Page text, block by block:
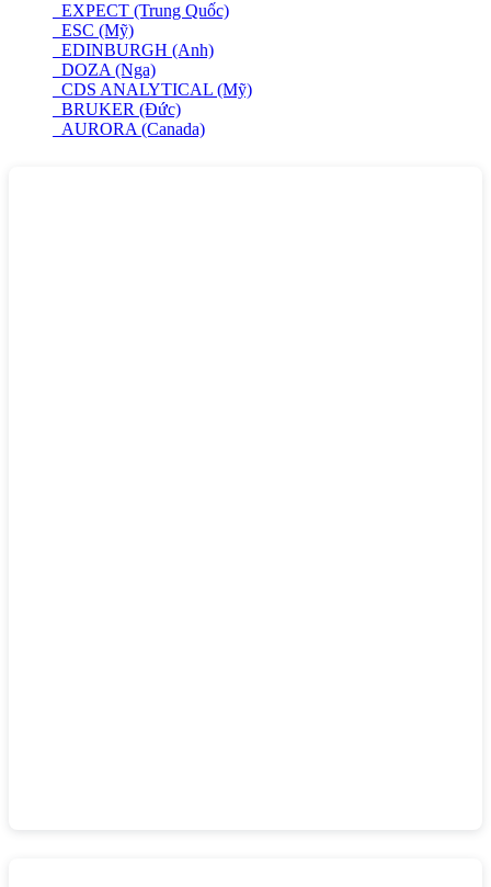
EXPECT (Trung Quốc)
ESC (Mỹ)
EDINBURGH (Anh)
DOZA (Nga)
CDS ANALYTICAL (Mỹ)
BRUKER (Đức)
AURORA (Canada)